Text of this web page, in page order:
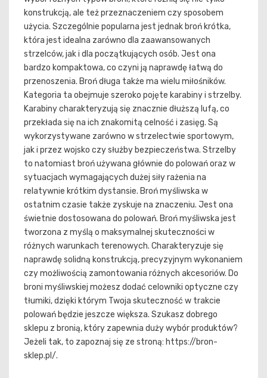
konstrukcją, ale też przeznaczeniem czy sposobem
użycia. Szczególnie popularna jest jednak broń krótka,
która jest idealna zarówno dla zaawansowanych
strzelców, jak i dla początkujących osób. Jest ona
bardzo kompaktowa, co czyni ją naprawdę łatwą do
przenoszenia. Broń długa także ma wielu miłośników.
Kategoria ta obejmuje szeroko pojęte karabiny i strzelby.
Karabiny charakteryzują się znacznie dłuższą lufą, co
przekłada się na ich znakomitą celność i zasięg. Są
wykorzystywane zarówno w strzelectwie sportowym,
jak i przez wojsko czy służby bezpieczeństwa. Strzelby
to natomiast broń używana głównie do polowań oraz w
sytuacjach wymagających dużej siły rażenia na
relatywnie krótkim dystansie. Broń myśliwska w
ostatnim czasie także zyskuje na znaczeniu. Jest ona
świetnie dostosowana do polowań. Broń myśliwska jest
tworzona z myślą o maksymalnej skuteczności w
różnych warunkach terenowych. Charakteryzuje się
naprawdę solidną konstrukcją, precyzyjnym wykonaniem
czy możliwością zamontowania różnych akcesoriów. Do
broni myśliwskiej możesz dodać celowniki optyczne czy
tłumiki, dzięki którym Twoja skuteczność w trakcie
polowań będzie jeszcze większa. Szukasz dobrego
sklepu z bronią, który zapewnia duży wybór produktów?
Jeżeli tak, to zapoznaj się ze stroną: https://bron-
sklep.pl/.